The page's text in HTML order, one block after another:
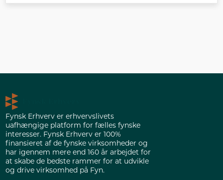
Fynsk Erhverv er erhvervslivets
uafhængige platform for fælles fynske
interesser. Fynsk Erhverv er 100%
finansieret af de fynske virksomheder og
har igennem mere end 160 år arbejdet for
at skabe de bedste rammer for at udvikle
og drive virksomhed på Fyn.